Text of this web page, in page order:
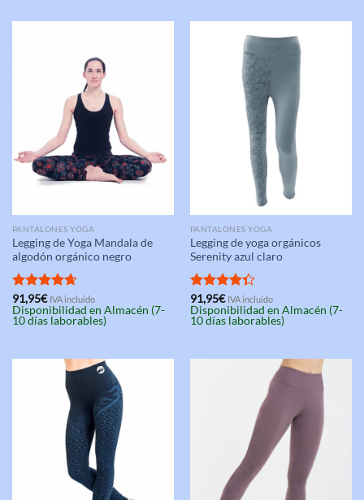
PANTALONES YOGA
Legging de Yoga Mandala de
algodón orgánico negro
Valorado
con4.67
de 5
91,95€ IVA incluido
Disponibilidad en Almacén (7-
10 días laborables)
PANTALONES YOGA
Legging de yoga orgánicos
Serenity azul claro
Valorado
con4.33
de 5
91,95€ IVA incluido
Disponibilidad en Almacén (7-
10 días laborables)